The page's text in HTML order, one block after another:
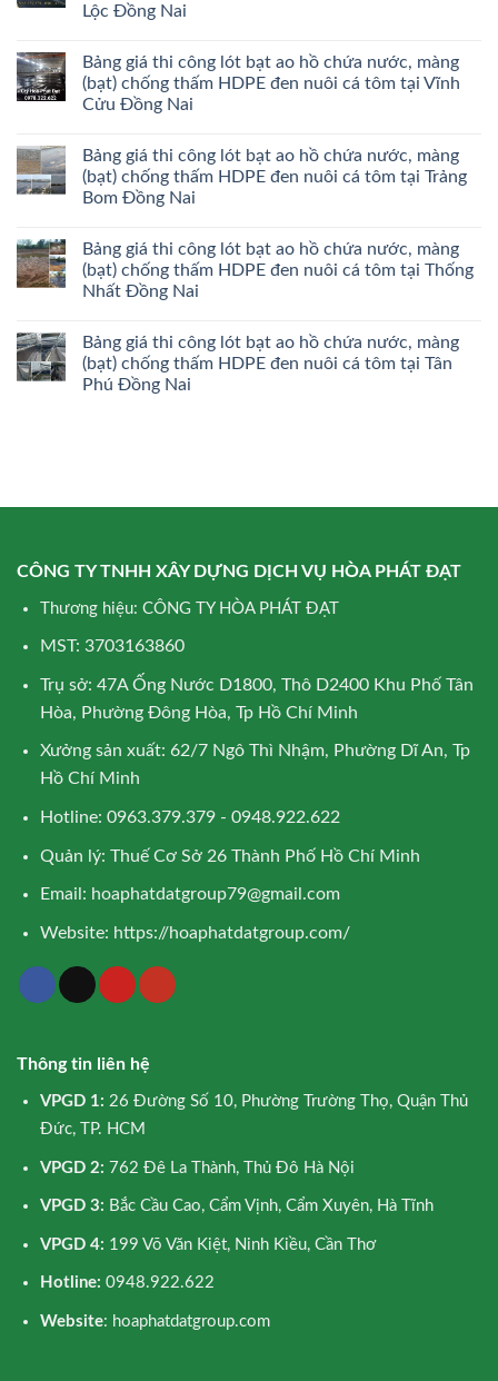
Lộc Đồng Nai
Bảng giá thi công lót bạt ao hồ chứa nước, màng
(bạt) chống thấm HDPE đen nuôi cá tôm tại Vĩnh
Cửu Đồng Nai
Bảng giá thi công lót bạt ao hồ chứa nước, màng
(bạt) chống thấm HDPE đen nuôi cá tôm tại Trảng
Bom Đồng Nai
Bảng giá thi công lót bạt ao hồ chứa nước, màng
(bạt) chống thấm HDPE đen nuôi cá tôm tại Thống
Nhất Đồng Nai
Bảng giá thi công lót bạt ao hồ chứa nước, màng
(bạt) chống thấm HDPE đen nuôi cá tôm tại Tân
Phú Đồng Nai
CÔNG TY TNHH XÂY DỰNG DỊCH VỤ HÒA PHÁT ĐẠT
Thương hiệu: CÔNG TY HÒA PHÁT ĐẠT
MST: 3703163860
Trụ sở: 47A Ống Nước D1800, Thô D2400 Khu Phố Tân
Hòa, Phường Đông Hòa, Tp Hồ Chí Minh
Xưởng sản xuất: 62/7 Ngô Thì Nhậm, Phường Dĩ An, Tp
Hồ Chí Minh
Hotline: 0963.379.379 - 0948.922.622
Quản lý: Thuế Cơ Sở 26 Thành Phố Hồ Chí Minh
Email: hoaphatdatgroup79@gmail.com
Website: https://hoaphatdatgroup.com/
Thông tin liên hệ
VPGD 1: 26 Đường Số 10, Phường Trường Thọ, Quận Thủ
Đức, TP. HCM
VPGD 2: 762 Đê La Thành, Thủ Đô Hà Nội
VPGD 3: Bắc Cầu Cao, Cẩm Vịnh, Cẩm Xuyên, Hà Tĩnh
VPGD 4: 199 Võ Văn Kiệt, Ninh Kiều, Cần Thơ
Hotline: 0948.922.622
Website: hoaphatdatgroup.com